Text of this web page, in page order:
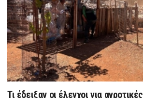
Τι έδειξαν οι έλεγχοι για αγροτικές